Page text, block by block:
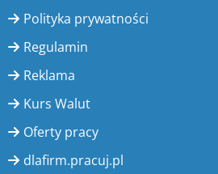
Polityka prywatności
Regulamin
Reklama
Kurs Walut
Oferty pracy
dlafirm.pracuj.pl